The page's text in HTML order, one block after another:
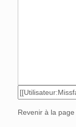
Revenir à la page